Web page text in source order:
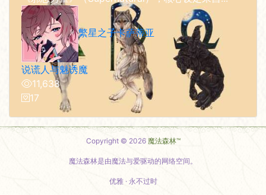
繁星之子卡萨蒂亚
说谎人与魅诱魔
11,638
17
Copyright © 2026 魔法森林™
魔法森林是由魔法与爱驱动的网络空间。
优雅 · 永不过时